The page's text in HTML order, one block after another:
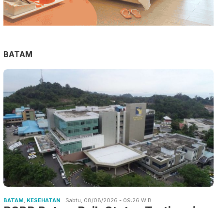
BATAM
BATAM, KESEHATAN Sabtu, 08/08/2026 - 09:26 WIB